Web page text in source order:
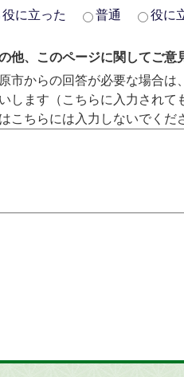
役に立った
普通 役に
他、このページに関してご意
市からの回答が必要な場合は
します（こちらに入力され
こちらには入力しないでくだ